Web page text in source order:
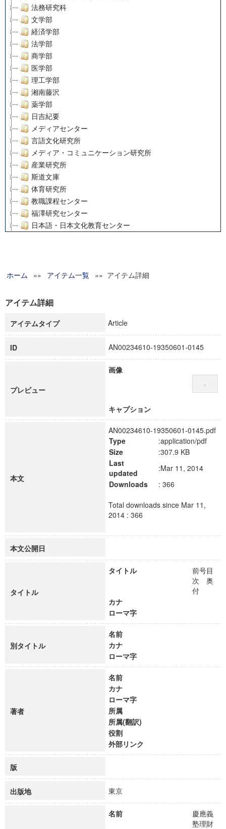
法務研究科
文学部
経済学部
法学部
商学部
医学部
理工学部
湘南藤沢
薬学部
日吉紀要
メディアセンター
言語文化研究所
メディア・コミュニケーション研究所
産業研究所
斯道文庫
体育研究所
教職課程センター
福澤研究センター
日本語・日本文化教育センター
グローバルリサーチインスティテュート
科学研究費補助金研究成果報告書
慶應義塾大学グローバルCOEプログラム市民社会ガバナンス
慶應義塾大学グローバルCOEプログラム論理と感性の先端的
博士課程教育リーディングプログラム「超成熟社会発展のサ
学術雑誌掲載論文等(8)
ホーム »» アイテム一覧 »» アイテム詳細
アイテム詳細
アイテムタイプ Article
ID AN00234610-19350601-0145
プレビュー
画像
キャプション
本文
AN00234610-19350601-0145.pdf
Type
:application/pdf
Size
:307.9 KB
Last
updated
:Mar 11, 2014
Downloads
: 366
Total downloads since Mar 11,
2014 : 366
本文公開日
タイトル
タイトル
前号目
次 奥
付
カナ
ローマ字
別タイトル
名前
カナ
ローマ字
著者
名前
カナ
ローマ字
所属
所属(翻訳)
役割
外部リンク
版
出版地 東京
名前
慶應義
塾理財